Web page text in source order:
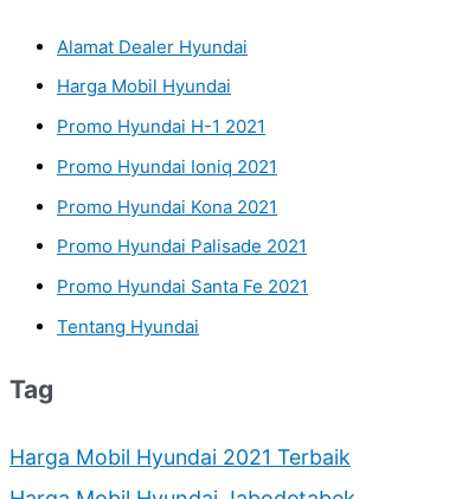
Alamat Dealer Hyundai
Harga Mobil Hyundai
Promo Hyundai H-1 2021
Promo Hyundai Ioniq 2021
Promo Hyundai Kona 2021
Promo Hyundai Palisade 2021
Promo Hyundai Santa Fe 2021
Tentang Hyundai
Tag
Harga Mobil Hyundai 2021 Terbaik